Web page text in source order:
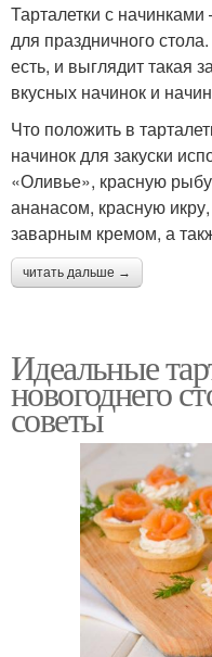
Тарталетки с
творожным сыром
Тарталетки из
песочного теста
Тарталетки с
Тарталетки с салатом
Тарталетки с
для праздничного
есть, и выглядит такая
вкусных начинок и
Что положить в
начинок для закуски
«Оливье», красную
ананасом, красную
заварным кремом, а
читать дальше →
Идеальные
новогоднего
советы